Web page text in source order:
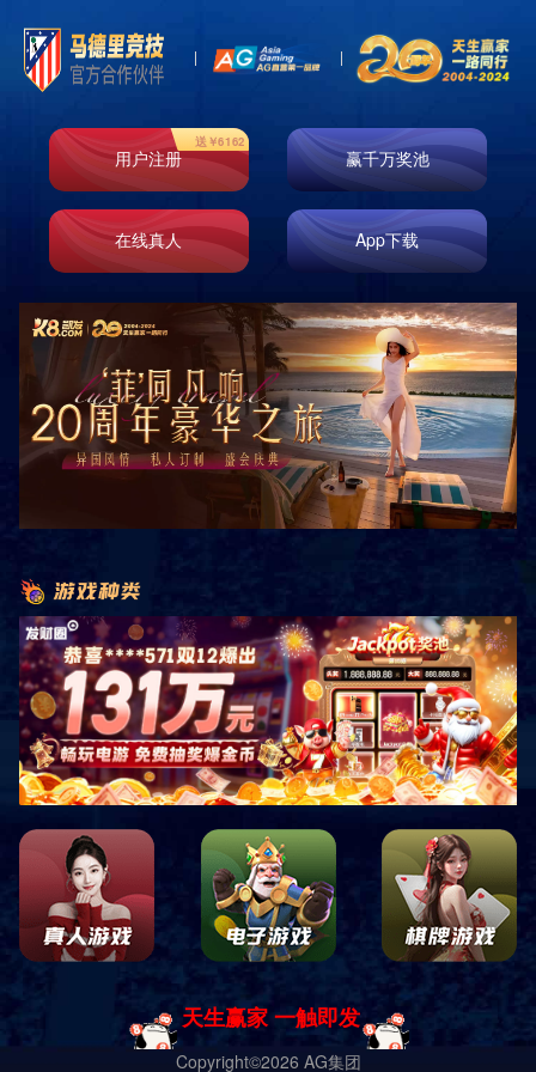
Toggle
鹰潭海关大楼
作者：admin 发布时间：2017-09-27 15:07
上一篇：济宁万达广场
下一篇：银川万达广场